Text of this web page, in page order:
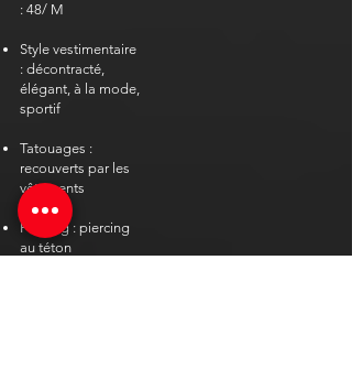
: 48/ M
Style vestimentaire
: décontracté,
élégant, à la mode,
sportif
Tatouages :
recouverts par les
vêtements
Piercing : piercing
au téton